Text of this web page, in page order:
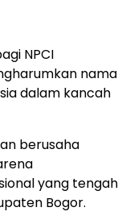
NPCI
nama
dalam kancah
berusaha
yang tengah
Bogor.